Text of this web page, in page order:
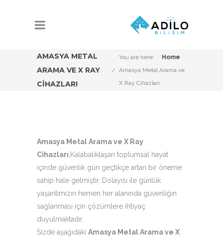
AMASYA METAL
ARAMA VE X RAY
CIHAZLARI
You are here:
Home
Amasya Metal Arama ve
X Ray Cihazları
Amasya Metal Arama ve X Ray
Cihazları ,Kalabalıklaşan toplumsal hayat
içinde güvenlik gün geçtikçe artan bir öneme
sahip hale gelmiştir. Dolayısı ile günlük
yaşantımızın hemen her alanında güvenliğin
sağlanması için çözümlere ihtiyaç
duyulmaktadır.
Sizde aşağıdaki Amasya Metal Arama ve X